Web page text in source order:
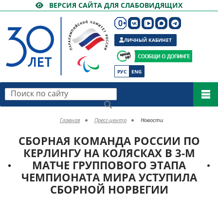
ВЕРСИЯ САЙТА ДЛЯ СЛАБОВИДЯЩИХ
РУС ENG
ЛИЧНЫЙ КАБИНЕТ
Поиск по сайту
Главная Пресс-центр Новости
СБОРНАЯ КОМАНДА РОССИИ ПО
КЕРЛИНГУ НА КОЛЯСКАХ В 3-М
МАТЧЕ ГРУППОВОГО ЭТАПА
ЧЕМПИОНАТА МИРА УСТУПИЛА
СБОРНОЙ НОРВЕГИИ